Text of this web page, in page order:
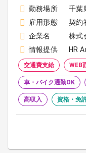
勤務場所
千葉
雇用形態
契約
企業名
株式
情報提供
HR
交通費支給 WEB
車・バイク通勤OK
高収入 資格・免